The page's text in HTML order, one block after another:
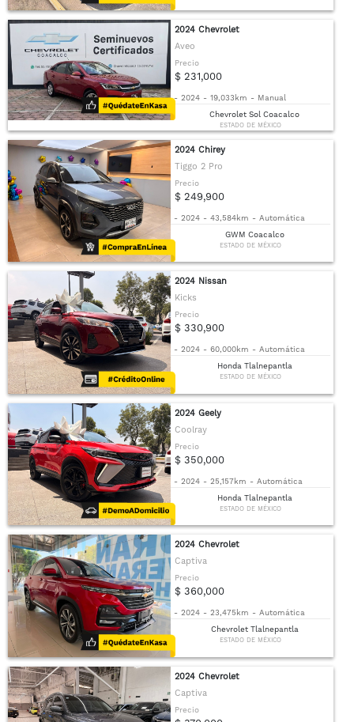
2024 Chevrolet
Aveo
Precio
$ 231,000
- 2024 - 19,033km - Manual
Chevrolet Sol Coacalco
ESTADO DE MÉXICO
2024 Chirey
Tiggo 2 Pro
Precio
$ 249,900
- 2024 - 43,584km - Automática
GWM Coacalco
ESTADO DE MÉXICO
2024 Nissan
Kicks
Precio
$ 330,900
- 2024 - 60,000km - Automática
Honda Tlalnepantla
ESTADO DE MÉXICO
2024 Geely
Coolray
Precio
$ 350,000
- 2024 - 25,157km - Automática
Honda Tlalnepantla
ESTADO DE MÉXICO
2024 Chevrolet
Captiva
Precio
$ 360,000
- 2024 - 23,475km - Automática
Chevrolet Tlalnepantla
ESTADO DE MÉXICO
2024 Chevrolet
Captiva
Precio